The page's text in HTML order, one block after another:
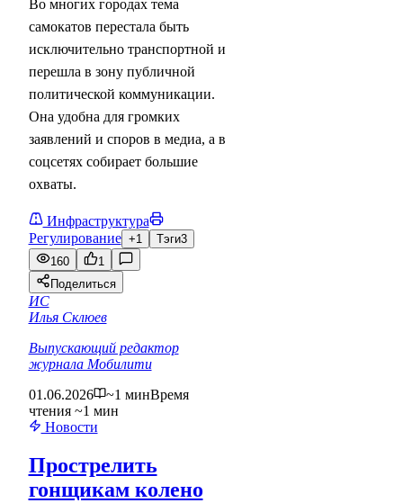
Во многих городах тема
самокатов перестала быть
исключительно транспортной и
перешла в зону публичной
политической коммуникации.
Она удобна для громких
заявлений и споров в медиа, а в
соцсетях собирает большие
охваты.
Инфраструктура
Регулирование +1 Тэги3
160
1
Поделиться
ИС
Илья Склюев
Выпускающий редактор
журнала Мобилити
01.06.2026
~1 минВремя
чтения ~1 мин
Новости
Прострелить
гонщикам колено